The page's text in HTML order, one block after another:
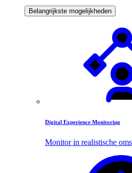
Belangrijkste mogelijkheden
Digital Experience Monitoring
Monitor in realistische